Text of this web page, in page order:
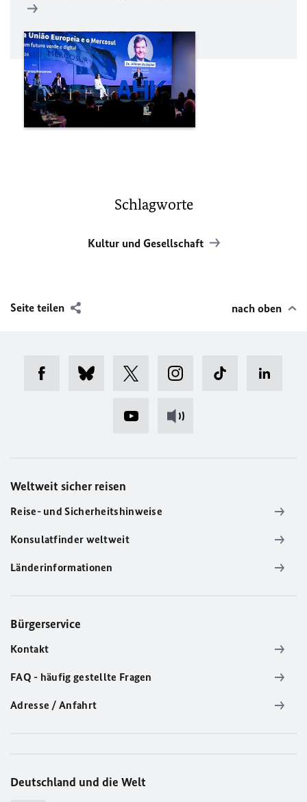
Schlagworte
Kultur und Gesellschaft
Seite teilen nach oben
Weltweit sicher reisen
Reise- und Sicherheitshinweise
Konsulatfinder weltweit
Länderinformationen
Bürgerservice
Kontakt
FAQ - häufig gestellte Fragen
Adresse / Anfahrt
Deutschland und die Welt